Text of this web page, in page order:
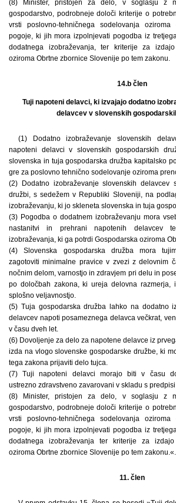
(8) Minister, pristojen za delo, v soglasju z
gospodarstvo, podrobneje določi kriterije o
vrsti poslovno-tehničnega sodelovanja oziroma
pogoje, ki jih mora izpolnjevati pogodba iz
dodatnega izobraževanja, ter kriterije za
oziroma Obrtne zbornice Slovenije po tem zakonu.
14.b člen
Tuji napoteni delavci, ki izvajajo dodatno
delavcev v slovenskih
(1) Dodatno izobraževanje slovenskih
napoteni delavci v slovenskih gospodarskih
slovenska in tuja gospodarska družba kapitalsko
gre za poslovno tehnično sodelovanje oziroma
(2) Dodatno izobraževanje slovenskih delavcev
družbi, s sedežem v Republiki Sloveniji, na
izobraževanju, ki jo skleneta slovenska in tuja
(3) Pogodba o dodatnem izobraževanju mora
nastanitvi in prehrani napotenih delavcev
izobraževanja, ki ga potrdi Gospodarska oziroma
(4) Slovenska gospodarska družba mora
zagotoviti minimalne pravice v zvezi z delovnim
nočnim delom, varnostjo in zdravjem pri delu in
po določbah zakona, ki ureja delovna razmerja,
splošno veljavnostjo.
(5) Tuja gospodarska družba lahko na dodatno
delavcev napoti posameznega delavca večkrat,
v času dveh let.
(6) Dovoljenje za delo za napotene delavce iz
izda na vlogo slovenske gospodarske družbe, ki
tega zakona prijaviti delo tujca.
(7) Tuji napoteni delavci morajo biti v času
ustrezno zdravstveno zavarovani v skladu s
(8) Minister, pristojen za delo, v soglasju z
gospodarstvo, podrobneje določi kriterije o
vrsti poslovno-tehničnega sodelovanja oziroma
pogoje, ki jih mora izpolnjevati pogodba iz
dodatnega izobraževanja ter kriterije za izdajo
oziroma Obrtne zbornice Slovenije po tem zakonu.«.
11. člen